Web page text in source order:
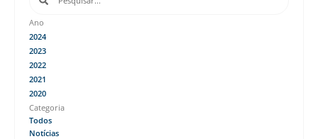
Ano
2024
2023
2022
2021
2020
Categoria
Notícias
Todos